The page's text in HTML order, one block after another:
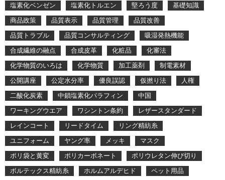
塩素化ベンゼン
塩素化トルエン 堅ろう度
基礎知識
商品政策
品質表示 品質管理
品質改善
品質トラブル
品質コンサルティング
吸湿発熱機能
合成繊維の融点
合成皮革 化粧品
化審法
化学物質のいろは
化学物質 加工薬剤
制電素材
公開講座
公定水分率 優良誤認 仮撚り法
人権
二酸化炭素
中鎖塩素化パラフィン
中国
ワーキングウエア
ワシントン条約
レザースタンダード
レインコート
リードタイム
リング精紡糸
ユニフォーム
ヤング率 メッキ
マスク
ポリ袋と黄変
ポリカーボネート
ポリウレタン伸び切り
ボルテックス精紡糸
ホルムアルデヒド
ペット用品